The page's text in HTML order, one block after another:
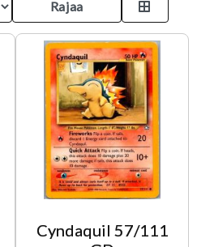
Rajaa
Cyndaquil 57/111